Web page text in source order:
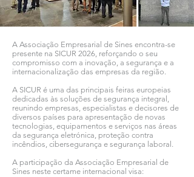
A Associação Empresarial de Sines encontra-se
presente na SICUR 2026, reforçando o seu
compromisso com a inovação, a segurança e a
internacionalização das empresas da região.
A SICUR é uma das principais feiras europeias
dedicadas às soluções de segurança integral,
reunindo empresas, especialistas e decisores de
diversos países para apresentação de novas
tecnologias, equipamentos e serviços nas áreas
da segurança eletrónica, proteção contra
incêndios, cibersegurança e segurança laboral.
A participação da Associação Empresarial de
Sines neste certame internacional visa: